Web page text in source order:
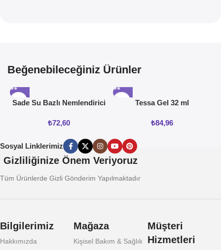
Beğenebileceğiniz Ürünler
Sade Su Bazlı Nemlendirici
₺72,60
Tessa Gel 32 ml
₺84,96
Sosyal Linklerimiz
Gizliliğinize Önem Veriyoruz
Tüm Ürünlerde Gizli Gönderim Yapılmaktadır
Bilgilerimiz
Hakkımızda
Mağaza
Kişisel Bakım & Sağlık
Müşteri
Hizmetleri